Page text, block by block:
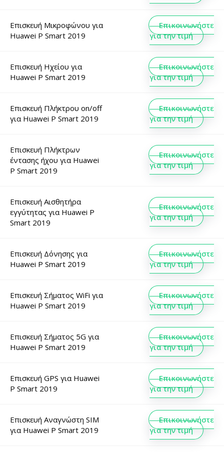
Επισκευή Μικροφώνου για
Huawei P Smart 2019
Επικοινωνήστε
για την τιμή
Επισκευή Ηχείου για
Huawei P Smart 2019
Επικοινωνήστε
για την τιμή
Επισκευή Πλήκτρου on/off
για Huawei P Smart 2019
Επικοινωνήστε
για την τιμή
Επισκευή Πλήκτρων
έντασης ήχου για Huawei
P Smart 2019
Επικοινωνήστε
για την τιμή
Επισκευή Αισθητήρα
εγγύτητας για Huawei P
Smart 2019
Επικοινωνήστε
για την τιμή
Επισκευή Δόνησης για
Huawei P Smart 2019
Επικοινωνήστε
για την τιμή
Επισκευή Σήματος WiFi για
Huawei P Smart 2019
Επικοινωνήστε
για την τιμή
Επισκευή Σήματος 5G για
Huawei P Smart 2019
Επικοινωνήστε
για την τιμή
Επισκευή GPS για Huawei
P Smart 2019
Επικοινωνήστε
για την τιμή
Επισκευή Αναγνώστη SIM
για Huawei P Smart 2019
Επικοινωνήστε
για την τιμή